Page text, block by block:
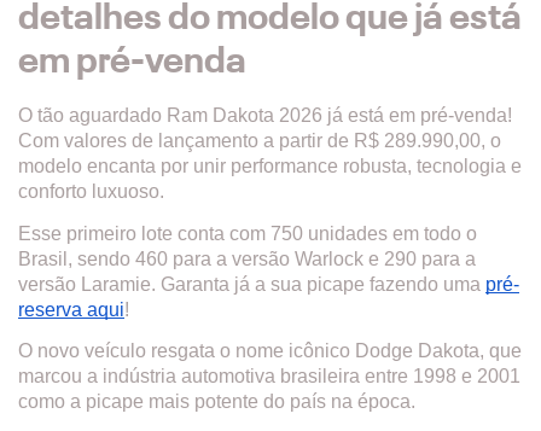
detalhes do modelo que já está
em pré-venda
O tão aguardado Ram Dakota 2026 já está em pré-venda!
Com valores de lançamento a partir de R$ 289.990,00, o
modelo encanta por unir performance robusta, tecnologia e
conforto luxuoso.
Esse primeiro lote conta com 750 unidades em todo o
Brasil, sendo 460 para a versão Warlock e 290 para a
versão Laramie. Garanta já a sua picape fazendo uma pré-
reserva aqui!
O novo veículo resgata o nome icônico Dodge Dakota, que
marcou a indústria automotiva brasileira entre 1998 e 2001
como a picape mais potente do país na época.